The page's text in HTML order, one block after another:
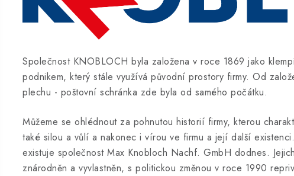
Společnost KNOBLOCH byla založena v roce 1869 jako
podnikem, který stále využívá původní prostory firmy. Od
plechu - poštovní schránka zde byla od samého počátku.
Můžeme se ohlédnout za pohnutou historií firmy, kterou
také silou a vůlí a nakonec i vírou ve firmu a její další
existuje společnost Max Knobloch Nachf. GmbH dodnes.
znárodněn a vyvlastněn, s politickou změnou v roce 1990